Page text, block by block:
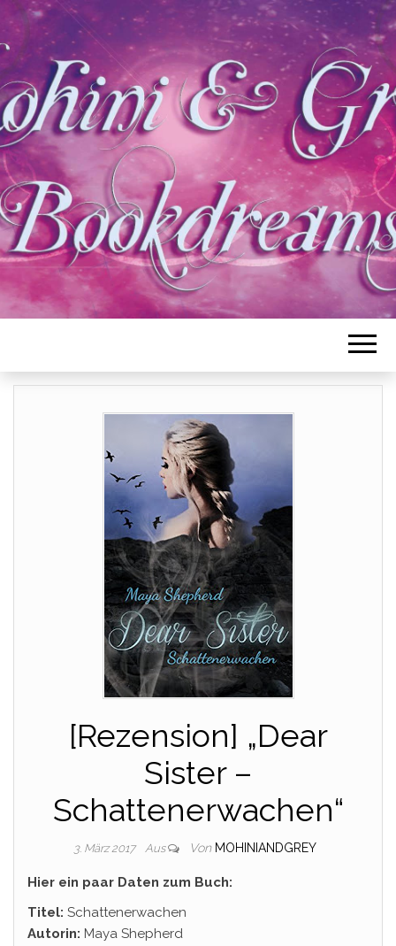
[Rezension] „Dear
Sister –
Schattenerwachen“
3. März 2017 Aus Von MOHINIANDGREY
Hier ein paar Daten zum Buch:
Titel: Schattenerwachen
Autorin: Maya Shepherd